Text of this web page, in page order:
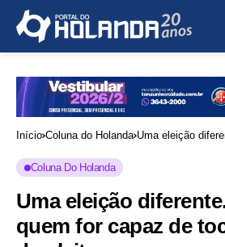
Início Coluna do Holanda Uma eleição
Coluna Do Holanda
Uma eleição
quem for capaz de